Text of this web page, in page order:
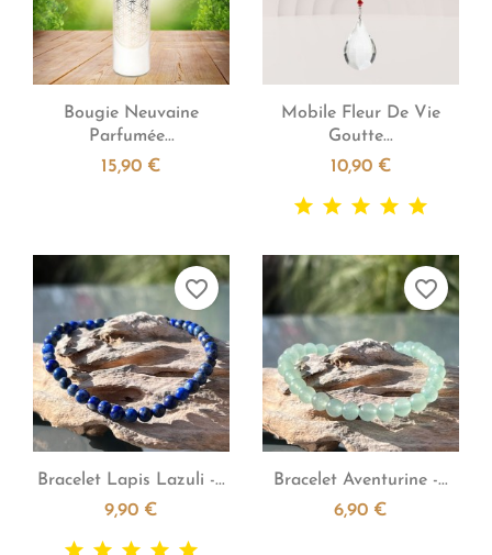
Aperçu rapide
Bougie Neuvaine
Parfumée...
15,90 €
Aperçu rapide
Mobile Fleur De Vie
Goutte...
10,90 €
Aperçu rapide
Bracelet Lapis Lazuli -...
9,90 €
favorite_border
Aperçu rapide
Bracelet Aventurine -...
6,90 €
favorite_border